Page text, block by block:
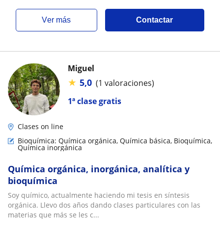
ver más Contactar
1ª clase gratis
Miguel
★ 5,0 (1 valoraciones)
Clases on line
Bioquímica: Química orgánica, Química básica, Bioquímica,
Química inorgánica
Química orgánica, inorgánica, analítica y
bioquímica
Soy químico, actualmente haciendo mi tesis en síntesis
orgánica. Llevo dos años dando clases particulares con las
materias que más se les c...